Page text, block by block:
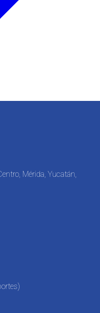
Mérida, Yucatán,